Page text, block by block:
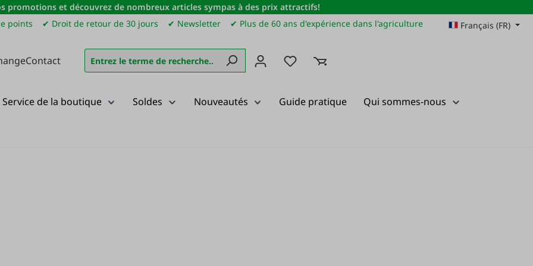
promotions et découvrez de nombreux articles sympas à des prix attractifs!
points ✔ Droit de retour de 30 jours ✔ Newsletter ✔ Plus de 60 ans d'expérience dans l'agriculture Français (FR)
Contact Vous avez 0 articles dans votre liste de souhaits
Service de la boutique Soldes Nouveautés Guide pratique Qui sommes-nous